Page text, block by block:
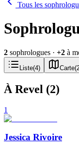
Tous les
2 sophrologues · +2 à
Liste(4) Carte(
À Revel (2)
1
Jessica Rivoire